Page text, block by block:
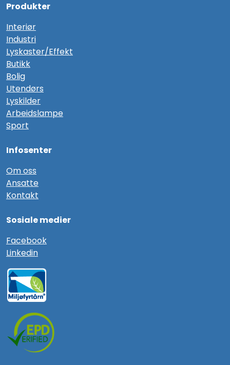
Produkter
Interiør
Industri
Lyskaster/Effekt
Butikk
Bolig
Utendørs
Lyskilder
Arbeidslampe
Sport
Infosenter
Om oss
Ansatte
Kontakt
Sosiale medier
Facebook
Linkedin